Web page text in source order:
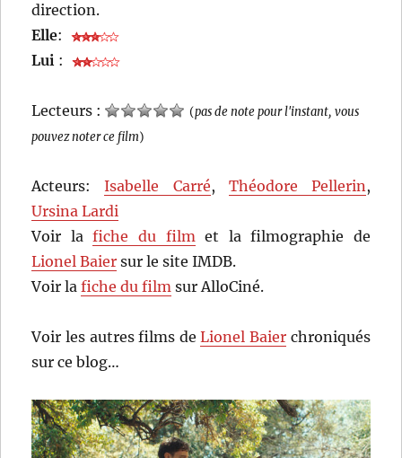
direction.
Elle:
Lui :
Lecteurs : (pas de note pour l'instant, vous
pouvez noter ce film)
Acteurs:Isabelle Carré, Théodore Pellerin,
Ursina Lardi
Voir lafiche du filmet la filmographie de
Lionel Baier sur le site IMDB.
Voir lafiche du film sur AlloCiné.
Voir les autres films deLionel Baier chroniqués
sur ce blog…